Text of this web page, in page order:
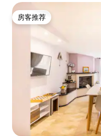
房客推荐
房客推荐